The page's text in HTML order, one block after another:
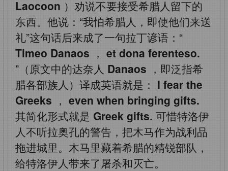
Laocoon ）劝说不要接受希腊人留下的
东西。他说：“我怕希腊人，即使他们来送
礼”这句话后来成了一句拉丁谚语：“
Timeo Danaos ， et dona ferenteso.
”（原文中的达奈人 Danaos ，即泛指希
腊各部族人）译成英语就是： I fear the
Greeks ， even when bringing gifts.
其简化形式就是 Greek gifts. 可惜特洛伊
人不听拉奥孔的警告，把木马作为战利品
拖进城里。木马里藏着希腊的精锐部队，
给特洛伊人带来了屠杀和灭亡。